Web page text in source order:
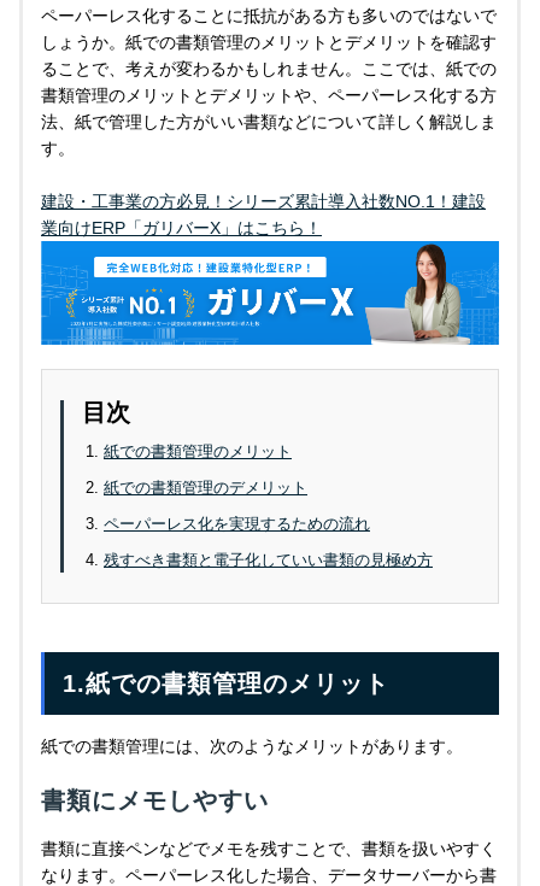
ペーパーレス化することに抵抗がある方も多いのではないで
しょうか。紙での書類管理のメリットとデメリットを確認す
ることで、考えが変わるかもしれません。ここでは、紙での
書類管理のメリットとデメリットや、ペーパーレス化する方
法、紙で管理した方がいい書類などについて詳しく解説しま
す。
建設・工事業の方必見！シリーズ累計導入社数NO.1！建設
業向けERP「ガリバーX」はこちら！
目次
紙での書類管理のメリット
紙での書類管理のデメリット
ペーパーレス化を実現するための流れ
残すべき書類と電子化していい書類の見極め方
1.紙での書類管理のメリット
紙での書類管理には、次のようなメリットがあります。
書類にメモしやすい
書類に直接ペンなどでメモを残すことで、書類を扱いやすく
なります。ペーパーレス化した場合、データサーバーから書